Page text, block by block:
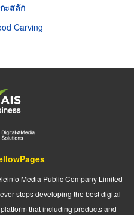
ะสลัก
Carving
Media Public Company Limited
stops developing the best digital
that including products and